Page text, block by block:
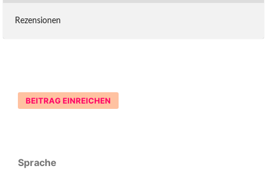
Rezensionen
BEITRAG EINREICHEN
Sprache